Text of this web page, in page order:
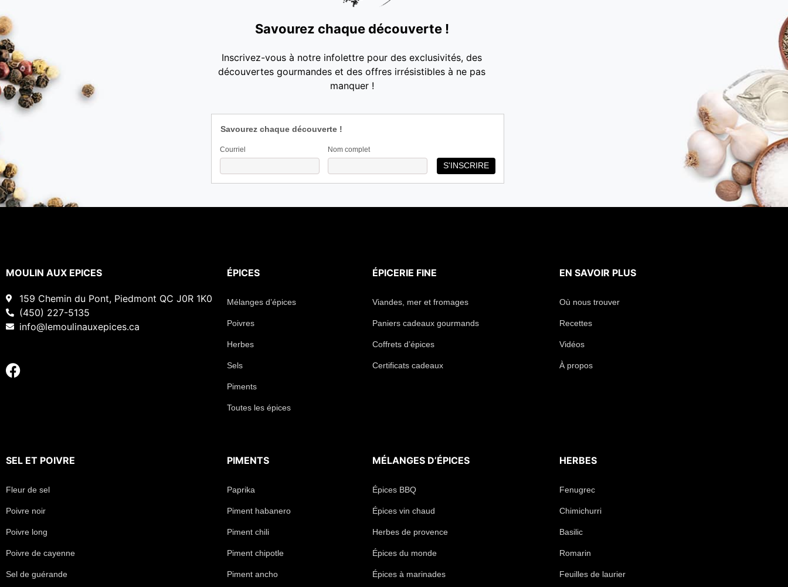
Savourez chaque découverte !
Inscrivez-vous à notre infolettre pour des exclusivités, des
découvertes gourmandes et des offres irrésistibles à ne pas
manquer !
Savourez chaque découverte !
Courriel Nom complet
MOULIN AUX EPICES
159 Chemin du Pont, Piedmont QC J0R 1K0
(450) 227-5135
info@lemoulinauxepices.ca
ÉPICES
Mélanges d’épices
Poivres
Herbes
Sels
Piments
Toutes les épices
ÉPICERIE FINE
Viandes, mer et fromages
Paniers cadeaux gourmands
Coffrets d’épices
Certificats cadeaux
EN SAVOIR PLUS
Où nous trouver
Recettes
Vidéos
À propos
SEL ET POIVRE
Fleur de sel
Poivre noir
Poivre long
Poivre de cayenne
Sel de guérande
PIMENTS
Paprika
Piment habanero
Piment chili
Piment chipotle
Piment ancho
MÉLANGES D’ÉPICES
Épices BBQ
Épices vin chaud
Herbes de provence
Épices du monde
Épices à marinades
HERBES
Fenugrec
Chimichurri
Basilic
Romarin
Feuilles de laurier